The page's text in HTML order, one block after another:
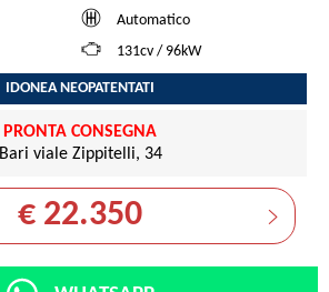
Automatico
131cv / 96kW
IDONEA NEOPATENTATI
PRONTA CONSEGNA
Bari viale Zippitelli, 34
€ 22.350